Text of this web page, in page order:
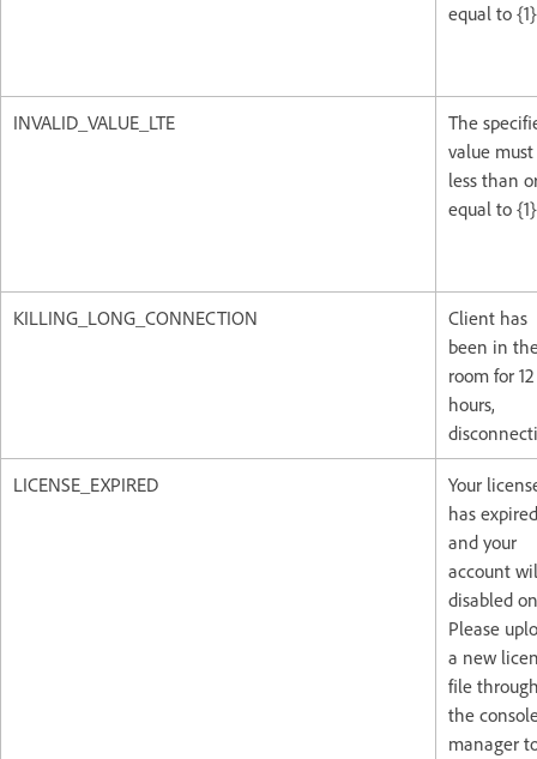
equal to
INVALID_VALUE_LTE
The
value
less than
equal to
KILLING_LONG_CONNECTION
Client has
been in
room for 12
hours,
LICENSE_EXPIRED
Your
has expired
and your
account
disabled
Please
a new
file
the
manager